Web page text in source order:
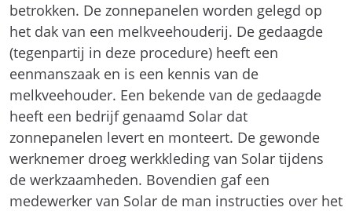
betrokken. De zonnepanelen worden gelegd op
het dak van een melkveehouderij. De gedaagde
(tegenpartij in deze procedure) heeft een
eenmanszaak en is een kennis van de
melkveehouder. Een bekende van de gedaagde
heeft een bedrijf genaamd Solar dat
zonnepanelen levert en monteert. De gewonde
werknemer droeg werkkleding van Solar tijdens
de werkzaamheden. Bovendien gaf een
medewerker van Solar de man instructies over het